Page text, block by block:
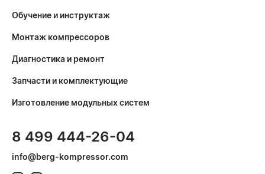
Обучение и инструктаж
Монтаж компрессоров
Диагностика и ремонт
Запчасти и комплектующие
Изготовление модульных систем
8 499 444-26-04
info@berg-kompressor.com